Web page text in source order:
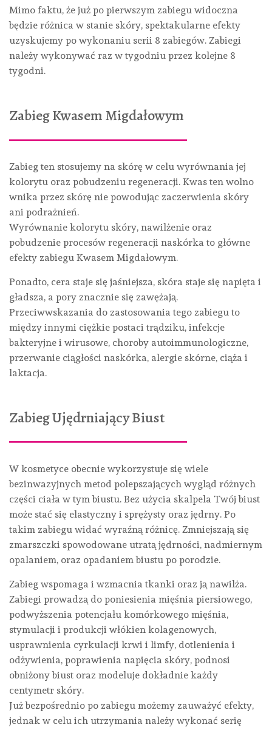
Mimo faktu, że już po pierwszym zabiegu widoczna
będzie różnica w stanie skóry, spektakularne efekty
uzyskujemy po wykonaniu serii 8 zabiegów. Zabiegi
należy wykonywać raz w tygodniu przez kolejne 8
tygodni.
Zabieg Kwasem Migdałowym
Zabieg ten stosujemy na skórę w celu wyrównania jej
kolorytu oraz pobudzeniu regeneracji. Kwas ten wolno
wnika przez skórę nie powodując zaczerwienia skóry
ani podrażnień.
Wyrównanie kolorytu skóry, nawilżenie oraz
pobudzenie procesów regeneracji naskórka to główne
efekty zabiegu Kwasem Migdałowym.
Ponadto, cera staje się jaśniejsza, skóra staje się napięta i
gładsza, a pory znacznie się zawężają.
Przeciwwskazania do zastosowania tego zabiegu to
między innymi ciężkie postaci trądziku, infekcje
bakteryjne i wirusowe, choroby autoimmunologiczne,
przerwanie ciągłości naskórka, alergie skórne, ciąża i
laktacja.
Zabieg Ujędrniający Biust
W kosmetyce obecnie wykorzystuje się wiele
bezinwazyjnych metod polepszających wygląd różnych
części ciała w tym biustu. Bez użycia skalpela Twój biust
może stać się elastyczny i sprężysty oraz jędrny. Po
takim zabiegu widać wyraźną różnicę. Zmniejszają się
zmarszczki spowodowane utratą jędrności, nadmiernym
opalaniem, oraz opadaniem biustu po porodzie.
Zabieg wspomaga i wzmacnia tkanki oraz ją nawilża.
Zabiegi prowadzą do poniesienia mięśnia piersiowego,
podwyższenia potencjału komórkowego mięśnia,
stymulacji i produkcji włókien kolagenowych,
usprawnienia cyrkulacji krwi i limfy, dotlenienia i
odżywienia, poprawienia napięcia skóry, podnosi
obniżony biust oraz modeluje dokładnie każdy
centymetr skóry.
Już bezpośrednio po zabiegu możemy zauważyć efekty,
jednak w celu ich utrzymania należy wykonać serię